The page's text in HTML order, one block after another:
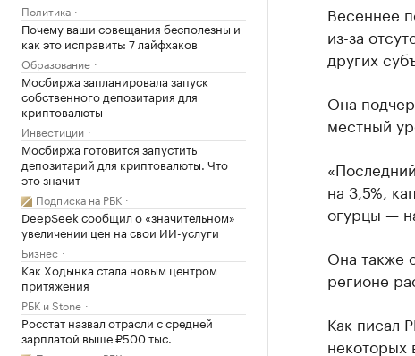
Политика
Почему ваши совещания бесполезны и
как это исправить: 7 лайфхаков
Образование
Мосбиржа запланировала запуск
собственного депозитария для
криптовалюты
Инвестиции
Мосбиржа готовится запустить
депозитарий для криптовалюты. Что
это значит
Подписка на РБК
DeepSeek сообщил о «значительном»
увеличении цен на свои ИИ-услуги
Бизнес
Как Ходынка стала новым центром
притяжения
РБК и Stone
Росстат назвал отрасли с средней
зарплатой выше ₽500 тыс.
Весеннее
из-за
других
Она
местный
на 3,5%,
огурцы —
Она также
регионе
Как писал
некоторых